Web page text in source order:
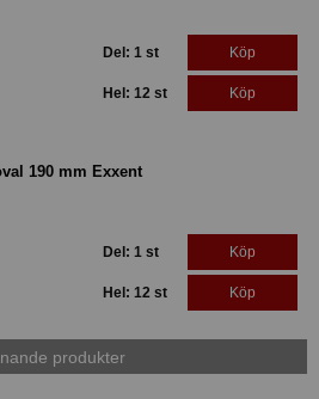
Del: 1 st Köp
Hel: 12 st Köp
190 mm Exxent
Del: 1 st Köp
Hel: 12 st Köp
produkter